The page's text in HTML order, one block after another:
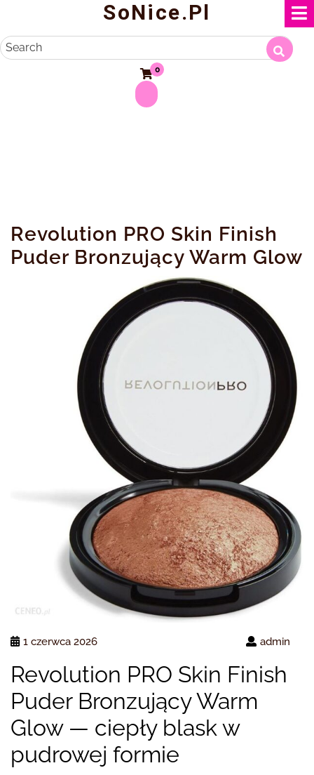
content
SoNice.pl
Search
0
Revolution PRO Skin Finish
Puder Bronzujący Warm Glow
1 czerwca 2026 admin
Revolution PRO Skin Finish
Puder Bronzujący Warm
Glow — ciepły blask w
pudrowej formie